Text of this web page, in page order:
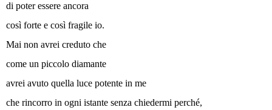
di poter essere ancora
così forte e così fragile io.
Mai non avrei creduto che
come un piccolo diamante
avrei avuto quella luce potente in me
che rincorro in ogni istante senza chiedermi perché,